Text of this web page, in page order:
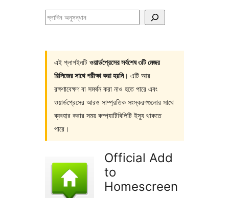
প্লাগিন
এই প্লাগইনটি ওয়ার্ডপ্রেসের সর্বশেষ ৩টি মেজর
রিলিজের সাথে পরীক্ষা করা হয়নি। এটি আর
রক্ষণাবেক্ষণ বা সমর্থন করা নাও হতে পারে এবং
ওয়ার্ডপ্রেসের আরও সাম্প্রতিক সংস্করণগুলোর সাথে
ব্যবহার করার সময় কম্প্যাটিবিলিটি ইস্যু থাকতে
পারে।
Official Add
to
Homescreen